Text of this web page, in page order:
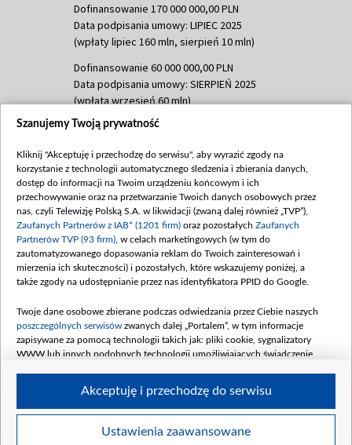
Dofinansowanie 170 000 000,00 PLN
Data podpisania umowy: LIPIEC 2025
(wpłaty lipiec 160 mln, sierpień 10 mln)
Dofinansowanie 60 000 000,00 PLN
Data podpisania umowy: SIERPIEŃ 2025
(wpłata wrzesień 60 mln)
Dofinansowanie 635 783 051,21 PLN
(wpłata wrzesień 100 mln, październik 350
mln, listopad 265 mln)
Dofinansowanie 48 862 000,00 PLN
Data podpisania umowy: GRUDZIEŃ 2025
(wpłata grudzień 60,548 mln)
Dofinansowanie 900 000 000,00 PLN
Data podpisania umowy: LUTY 2026 (wpłata
kwiecień 180 mln, 7 maja 180 mln, 8
czerwca 90 mln)
Dofinansowanie 250 000 000,00 PLN
4 sierpnia 250 mln
Szanujemy Twoją prywatność
Kliknij "Akceptuję i przechodzę do serwisu", aby wyrazić zgody na
korzystanie z technologii automatycznego śledzenia i zbierania danych,
dostęp do informacji na Twoim urządzeniu końcowym i ich
przechowywanie oraz na przetwarzanie Twoich danych osobowych przez
nas, czyli Telewizję Polską S.A. w likwidacji (zwaną dalej również „TVP”),
Zaufanych Partnerów z IAB* (1201 firm) oraz pozostałych Zaufanych
Partnerów TVP (93 firm) , w celach marketingowych (w tym do
zautomatyzowanego dopasowania reklam do Twoich zainteresowań i
mierzenia ich skuteczności) i pozostałych, które wskazujemy poniżej, a
także zgody na udostępnianie przez nas identyfikatora PPID do Google.
Twoje dane osobowe zbierane podczas odwiedzania przez Ciebie naszych
poszczególnych serwisów zwanych dalej „Portalem”, w tym informacje
zapisywane za pomocą technologii takich jak: pliki cookie, sygnalizatory
WWW lub innych podobnych technologii umożliwiających świadczenie
Twoje dane osobowe zbierane podczas odwiedzania przez Ciebie
Ustawienia zaawansowane
Akceptuję i przechodzę do serwisu